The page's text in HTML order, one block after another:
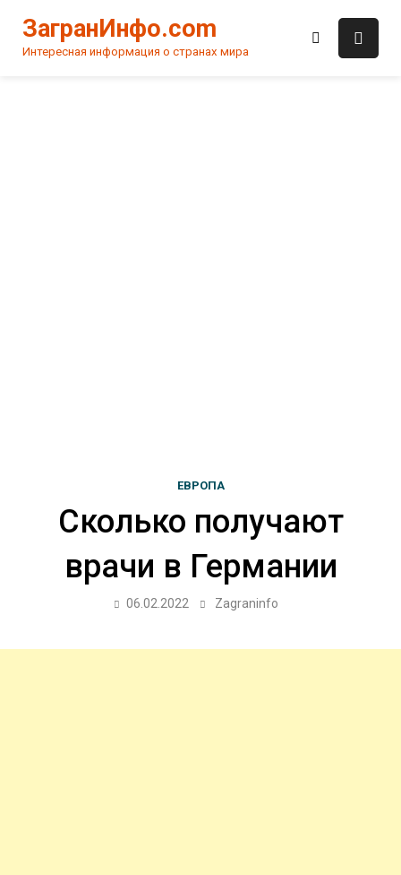
content
ЗагранИнфо.com
Интересная информация о странах мира
ЕВРОПА
Сколько получают
врачи в Германии
06.02.2022 Zagraninfo